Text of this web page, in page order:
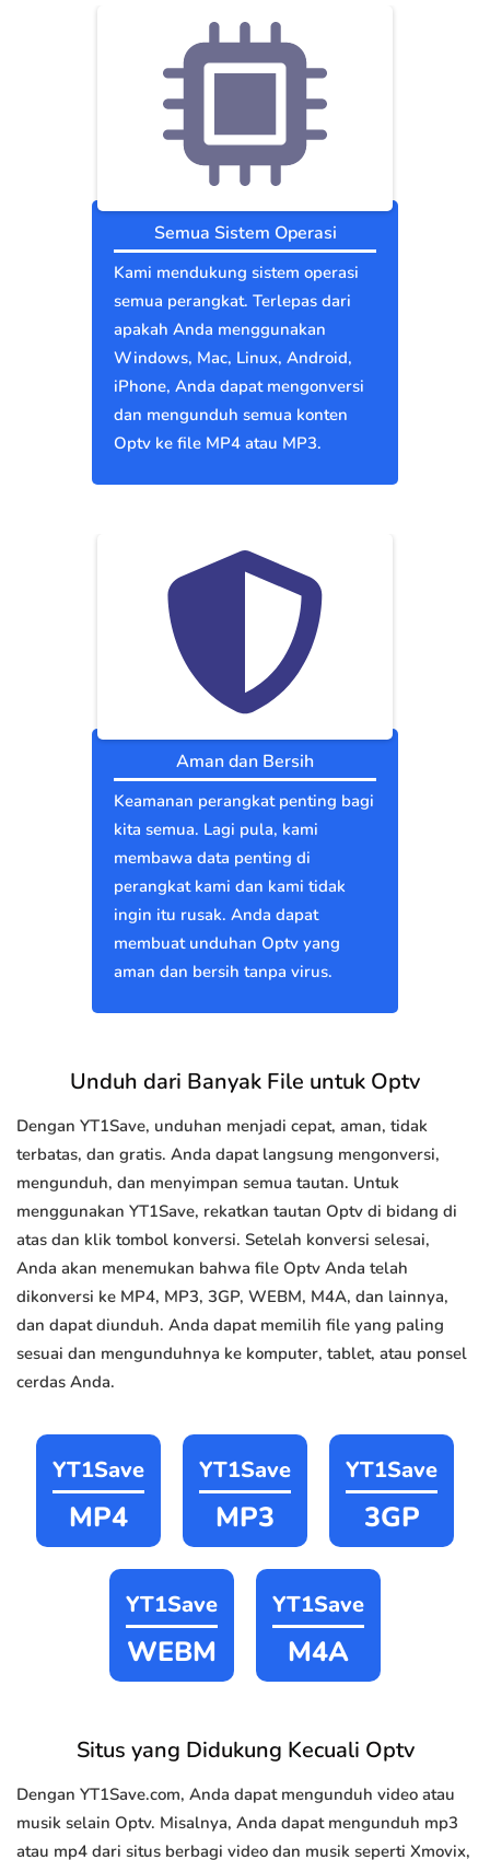
Semua Sistem Operasi
Kami mendukung sistem operasi
semua perangkat. Terlepas dari
apakah Anda menggunakan
Windows, Mac, Linux, Android,
iPhone, Anda dapat mengonversi
dan mengunduh semua konten
Optv ke file MP4 atau MP3.
Aman dan Bersih
Keamanan perangkat penting bagi
kita semua. Lagi pula, kami
membawa data penting di
perangkat kami dan kami tidak
ingin itu rusak. Anda dapat
membuat unduhan Optv yang
aman dan bersih tanpa virus.
Unduh dari Banyak File untuk Optv
Dengan YT1Save, unduhan menjadi cepat, aman, tidak
terbatas, dan gratis. Anda dapat langsung mengonversi,
mengunduh, dan menyimpan semua tautan. Untuk
menggunakan YT1Save, rekatkan tautan Optv di bidang di
atas dan klik tombol konversi. Setelah konversi selesai,
Anda akan menemukan bahwa file Optv Anda telah
dikonversi ke MP4, MP3, 3GP, WEBM, M4A, dan lainnya,
dan dapat diunduh. Anda dapat memilih file yang paling
sesuai dan mengunduhnya ke komputer, tablet, atau ponsel
cerdas Anda.
YT1Save
MP4
YT1Save
MP3
YT1Save
3GP
YT1Save
WEBM
YT1Save
M4A
Situs yang Didukung Kecuali Optv
Dengan YT1Save.com, Anda dapat mengunduh video atau
musik selain Optv. Misalnya, Anda dapat mengunduh mp3
atau mp4 dari situs berbagi video dan musik seperti Xmovix,